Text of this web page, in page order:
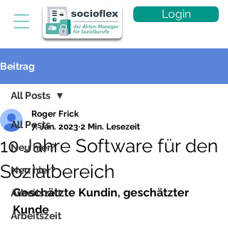
Login
Beitrag
All Posts
Neu hier?
Neu hier?
Arbeitszeit
Arbeitszeit
All Posts
10 Jahre Software für den
Sozialbereich
Roger Frick
7. Jan. 2023 2 Min. Lesezeit
Geschätzte Kundin, geschätzter
Kunde